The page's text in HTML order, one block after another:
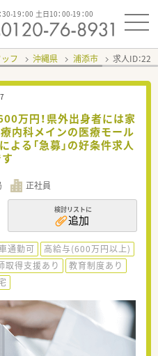
30-19：00 土日10：00-19：00
フ 沖縄県 浦添市 求人ID：
万円！県外出身者には家
内科メインの医療モール
よる「急募」の好条件求人
正社員
検討リストに
追加
通勤可
高給与(600万円以上)
取得支援あり
教育制度あり